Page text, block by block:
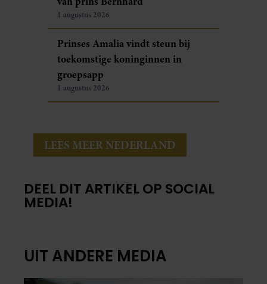
1 augustus 2026
Prinses Amalia vindt steun bij
toekomstige koninginnen in
groepsapp
1 augustus 2026
LEES MEER NEDERLAND
DEEL DIT ARTIKEL OP SOCIAL
MEDIA!
UIT ANDERE MEDIA